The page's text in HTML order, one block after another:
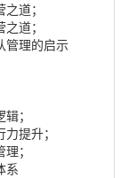
道；
道；
管理的启示
；
提升；
；
系